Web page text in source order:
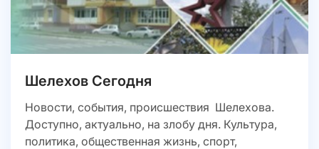
Шелехов Сегодня
Новости, события, происшествия Шелехова.
Доступно, актуально, на злобу дня. Культура,
политика, общественная жизнь, спорт,